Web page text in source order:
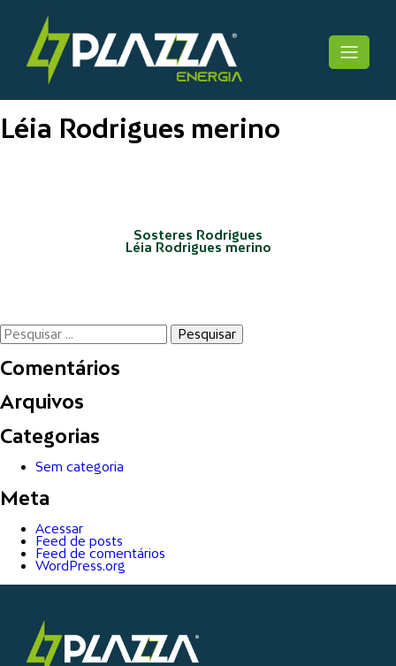
content
Léia Rodrigues merino
Sosteres Rodrigues
Léia Rodrigues merino
Pesquisar
por:
Comentários
Arquivos
Categorias
Sem categoria
Meta
Acessar
Feed de posts
Feed de comentários
WordPress.org